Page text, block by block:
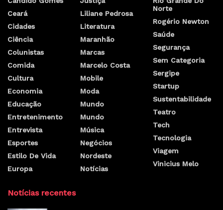
Ceará
Cidades
Ciência
Colunistas
Comida
Cultura
Economia
Educação
Entretenimento
Entrevista
Esportes
Estilo De Vida
Europa
Liliane Pedrosa
Literatura
Maranhão
Marcas
Marcelo Costa
Mobile
Moda
Mundo
Mundo
Música
Negócios
Nordeste
Notícias
Norte
Rogério Newton
Saúde
Segurança
Sem Categoria
Sergipe
Startup
Sustentabilidade
Teatro
Tech
Tecnologia
Viagem
Vinicius Melo
Notícias recentes